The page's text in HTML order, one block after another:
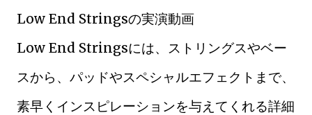
Low End Stringsの実演動画
Low End Stringsには、ストリングスやベー
スから、パッドやスペシャルエフェクトまで、
素早くインスピレーションを与えてくれる詳細